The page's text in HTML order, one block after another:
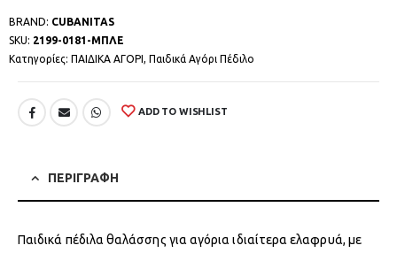
BRAND: CUBANITAS
SKU: 2199-0181-ΜΠΛΕ
Κατηγορίες: ΠΑΙΔΙΚΑ ΑΓΟΡΙ, Παιδικά Αγόρι Πέδιλο
ADD TO WISHLIST
ΠΕΡΙΓΡΑΦΗ
Παιδικά πέδιλα θαλάσσης για αγόρια ιδιαίτερα ελαφρυά, με